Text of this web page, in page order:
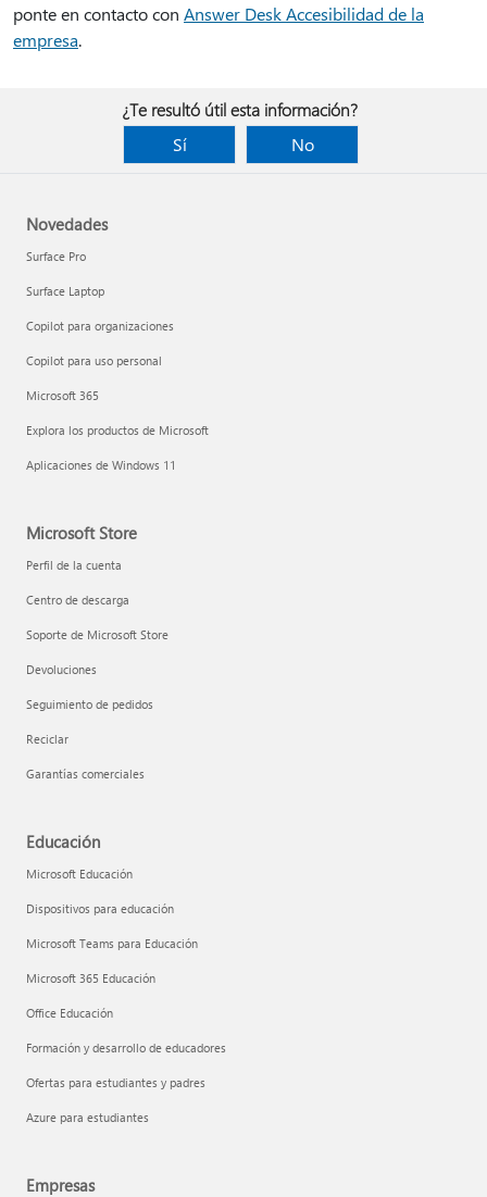
ponte en contacto con Answer Desk Accesibilidad de la
empresa.
¿Te resultó útil esta información?
Sí
No
Novedades
Surface Pro
Surface Laptop
Copilot para organizaciones
Copilot para uso personal
Microsoft 365
Explora los productos de Microsoft
Aplicaciones de Windows 11
Microsoft Store
Perfil de la cuenta
Centro de descarga
Soporte de Microsoft Store
Devoluciones
Seguimiento de pedidos
Reciclar
Garantías comerciales
Educación
Microsoft Educación
Dispositivos para educación
Microsoft Teams para Educación
Microsoft 365 Educación
Office Educación
Formación y desarrollo de educadores
Ofertas para estudiantes y padres
Azure para estudiantes
Empresas